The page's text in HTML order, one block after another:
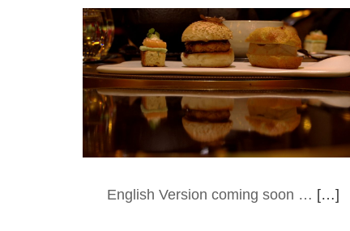
English Version coming soon … […]